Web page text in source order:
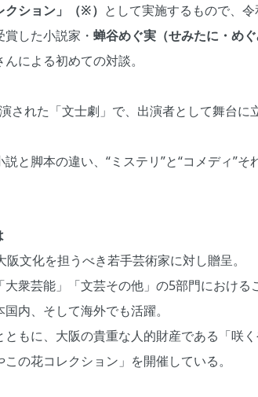
クション」（※） として実施するもので、
した小説家・ 蝉谷めぐ実（せみたに・めぐ
んによる初めての対談。
された「文士劇」で、出演者として舞台に
と脚本の違い、“ミステリ”と“コメディ”そ
文化を担うべき若手芸術家に対し贈呈。
大衆芸能」「文芸その他」の5部門におけ
内、そして海外でも活躍。
もに、大阪の貴重な人的財産である「咲
の花コレクション」を開催している。